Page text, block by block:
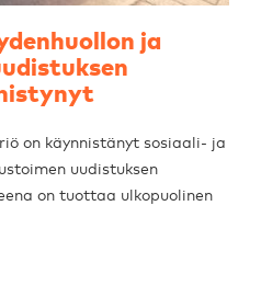
ja
on käynnistänyt sosiaali- ja
uudistuksen
on tuottaa ulkopuolinen